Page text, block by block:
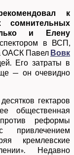
к
и Елену
в ВСП,
ОАСК Павел Вовк
Его затраты в
— он очевидно
гектаров
общественная
реформы
кремлевские
Недавно